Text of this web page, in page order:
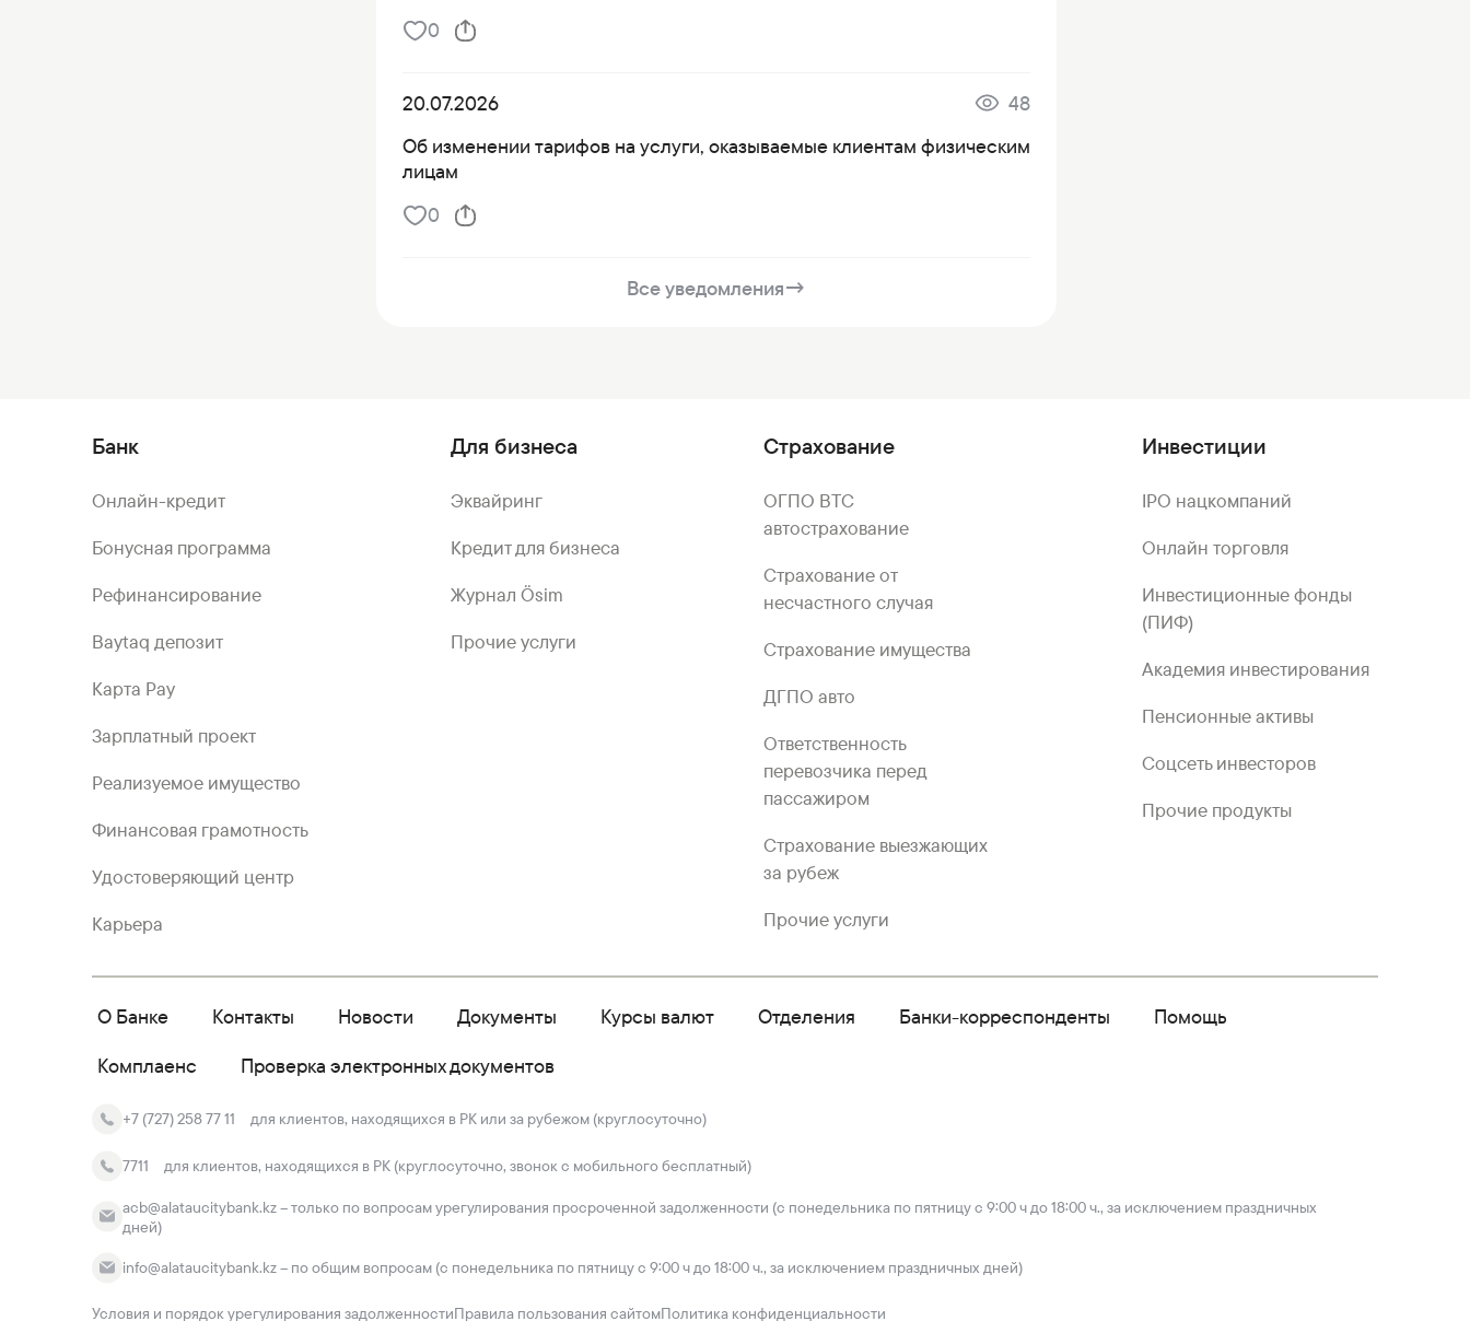
0
20.07.2026
48
Об изменении тарифов на услуги, оказываемые клиентам физическим
лицам
0
Все уведомления→
Банк
Онлайн-кредит
Бонусная программа
Рефинансирование
Baytaq депозит
Карта Pay
Зарплатный проект
Реализуемое имущество
Финансовая грамотность
Удостоверяющий центр
Карьера
Для бизнеса
Эквайринг
Кредит для бизнеса
Журнал Ösim
Прочие услуги
Страхование
ОГПО ВТС
автострахование
Страхование от
несчастного случая
Страхование имущества
ДГПО авто
Ответственность
перевозчика перед
пассажиром
Страхование выезжающих
за рубеж
Прочие услуги
Инвестиции
IPO нацкомпаний
Онлайн торговля
Инвестиционные фонды
(ПИФ)
Академия инвестирования
Пенсионные активы
Соцсеть инвесторов
Прочие продукты
О Банке Контакты Новости Документы Курсы валют Отделения Банки-корреспонденты
Помощь
Комплаенс
Проверка электронных документов
+7 (727) 258 77 11 для клиентов, находящихся в РК или за рубежом (круглосуточно)
7711 для клиентов, находящихся в РК (круглосуточно, звонок с мобильного бесплатный)
acb@alataucitybank.kz – только по вопросам урегулирования просроченной задолженности (с понедельника по пятницу с 9:00 ч до 18:00 ч., за исключением праздничных
дней)
info@alataucitybank.kz – по общим вопросам (с понедельника по пятницу с 9:00 ч до 18:00 ч., за исключением праздничных дней)
Условия и порядок урегулирования задолженностиПравила пользования сайтомПолитика конфиденциальности